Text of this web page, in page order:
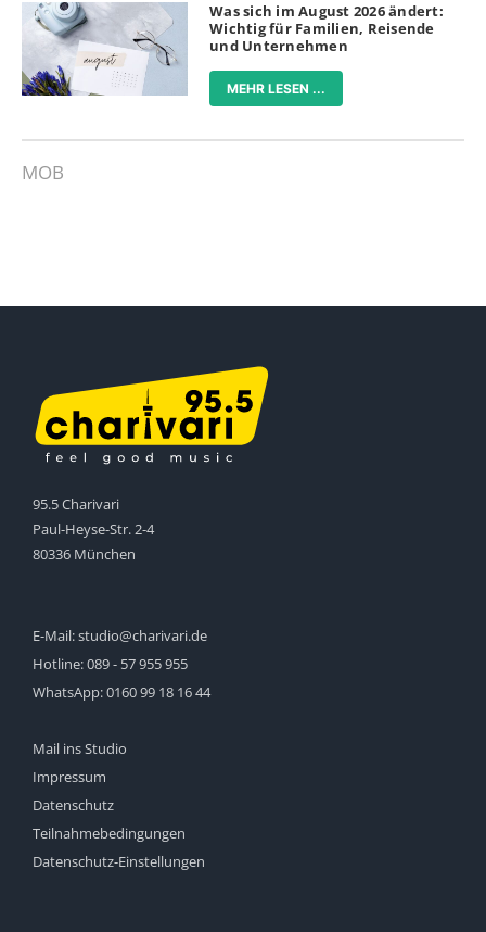
Was sich im August 2026 ändert:
Wichtig für Familien, Reisende
und Unternehmen
MEHR LESEN ...
MOB
95.5 Charivari
Paul-Heyse-Str. 2-4
80336 München
E-Mail:studio@charivari.de
Hotline:089 - 57 955 955
WhatsApp:0160 99 18 16 44
Mail ins Studio
Impressum
Datenschutz
Teilnahmebedingungen
Datenschutz-Einstellungen